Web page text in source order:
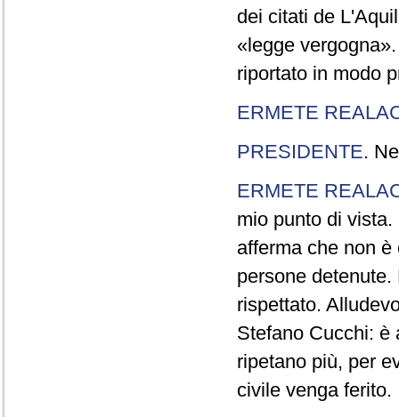
dei citati de
«legge
riportato in modo
ERMETE
PRESIDENTE.
ERMETE
mio punto di
afferma che non
persone
rispettato.
Stefano Cucchi: è
ripetano più, per
civile venga ferito.